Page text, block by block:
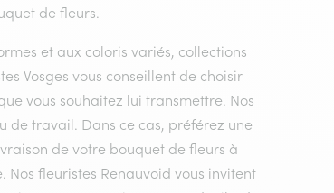
de fleurs.
et aux coloris variés, collections
Vosges vous conseillent de choisir
vous souhaitez lui transmettre. Nos
de travail. Dans ce cas, préférez une
de votre bouquet de fleurs à
fleuristes Renauvoid vous invitent